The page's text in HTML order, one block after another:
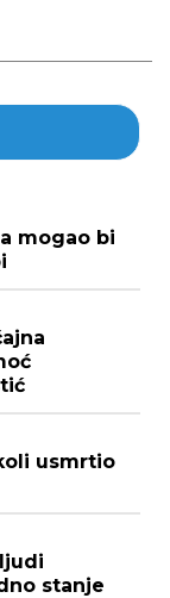
mogao bi
usmrtio
stanje